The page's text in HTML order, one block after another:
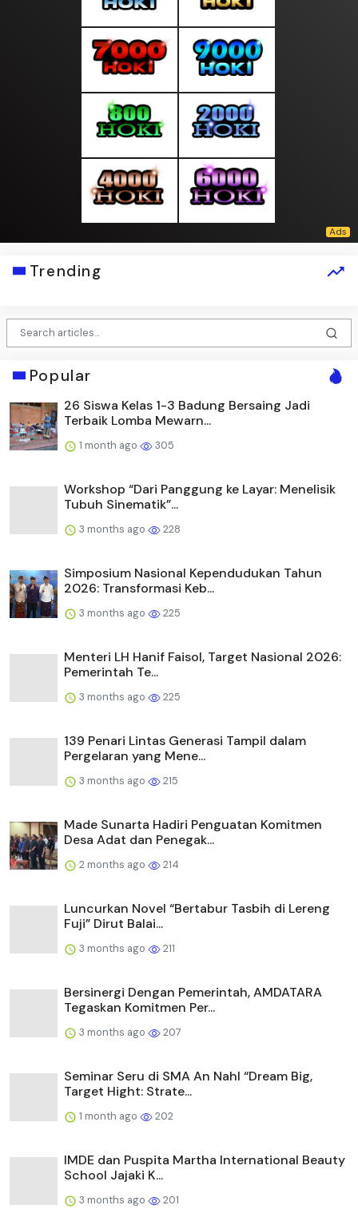
Trending
Popular
26 Siswa Kelas 1-3 Badung Bersaing Jadi
Terbaik Lomba Mewarn...
1 month ago 305
Workshop “Dari Panggung ke Layar: Menelisik
Tubuh Sinematik”...
3 months ago 228
Simposium Nasional Kependudukan Tahun
2026: Transformasi Keb...
3 months ago 225
Menteri LH Hanif Faisol, Target Nasional 2026:
Pemerintah Te...
3 months ago 225
139 Penari Lintas Generasi Tampil dalam
Pergelaran yang Mene...
3 months ago 215
Made Sunarta Hadiri Penguatan Komitmen
Desa Adat dan Penegak...
2 months ago 214
Luncurkan Novel “Bertabur Tasbih di Lereng
Fuji” Dirut Balai...
3 months ago 211
Bersinergi Dengan Pemerintah, AMDATARA
Tegaskan Komitmen Per...
3 months ago 207
Seminar Seru di SMA An Nahl “Dream Big,
Target Hight: Strate...
1 month ago 202
IMDE dan Puspita Martha International Beauty
School Jajaki K...
3 months ago 201